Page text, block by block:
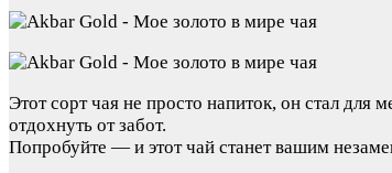
Этот сорт чая не просто напиток, он стал
отдохнуть от забот.
Попробуйте — и этот чай станет вашим